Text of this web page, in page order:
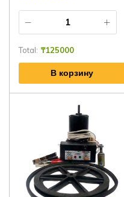
Total: ₸125000
В корзину